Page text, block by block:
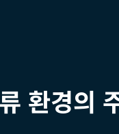
환경의